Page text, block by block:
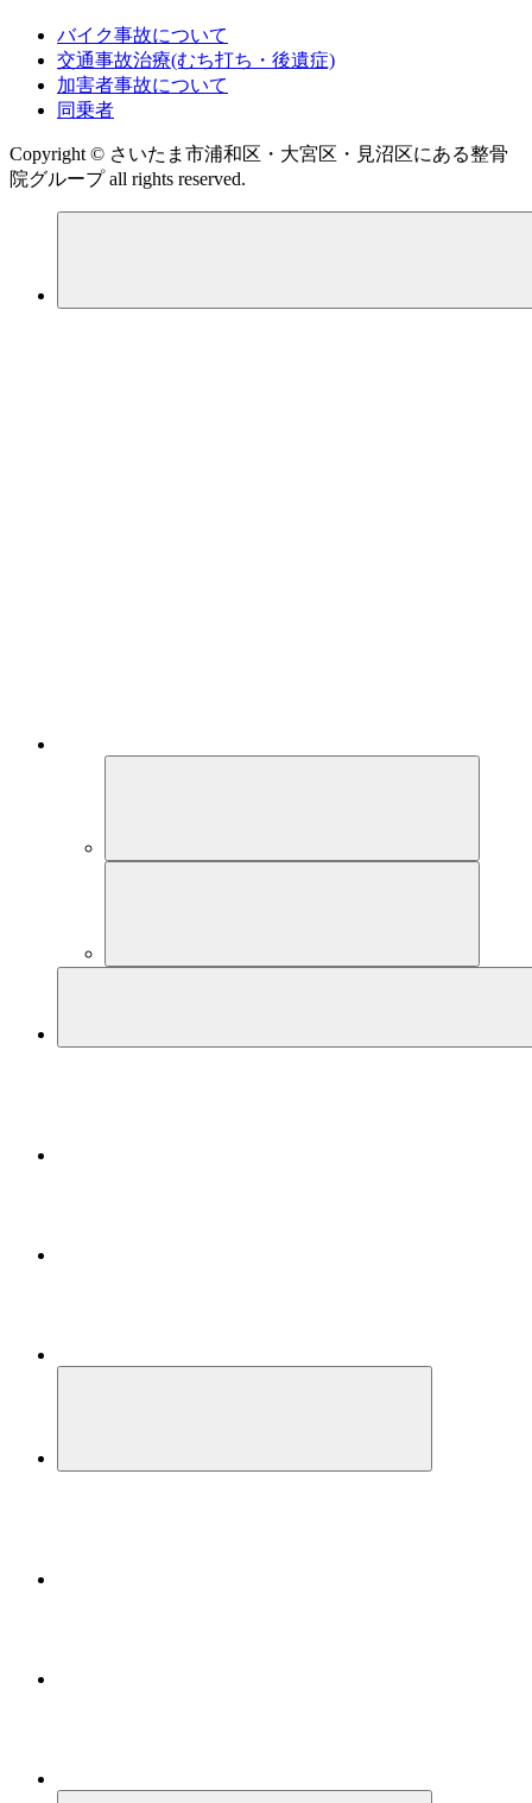
バイク事故について
交通事故治療(むち打ち・後遺症)
加害者事故について
同乗者
Copyright © さいたま市浦和区・大宮区・見沼区にある整骨
院グループ all rights reserved.